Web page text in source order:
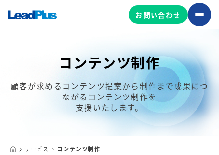
広告プロモーション
MA/CRM/SFA導入・運用
コンテンツ制作
お問い合わせ
サービス コンテンツ制作
コンテンツ制作
顧客が求めるコンテンツ提案から制作まで成果につ
ながるコンテンツ制作を
支援いたします。